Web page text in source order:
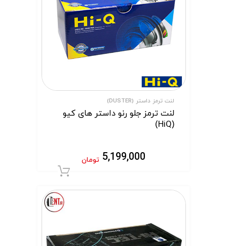
لنت ترمز داستر (DUSTER)
لنت ترمز جلو رنو داستر های کیو
(HiQ)
5,199,000 تومان